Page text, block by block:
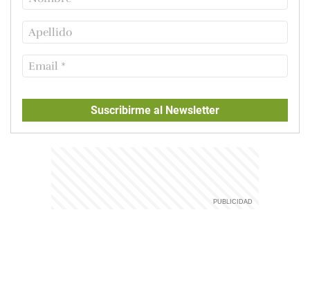
Suscribirme al Newsletter